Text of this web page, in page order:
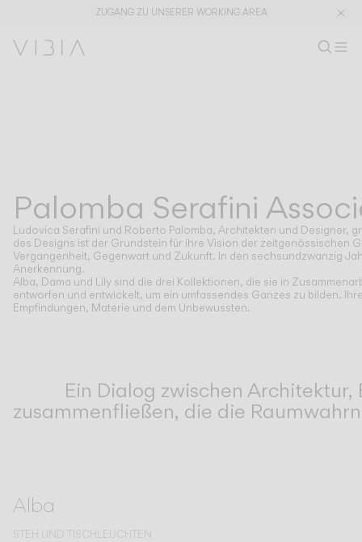
ZUGANG ZU UNSERER WORKING AREA
Designer
Steh und Tischleuchten
Deckenleuchten
Wandleuchten
Außenleuchten
ENTDECKEN DESIGNKONZEPTE
Composing Pendants
Bewusste Atmosphären
Downloads
Produkt
DE
DESIGNER PALOMBA SERAFINI ASSOCIATI
Palomba Serafini
Ludovica Serafini und Roberto Palomba, Architekten und Designer,
des Designs ist der Grundstein für ihre Vision der zeitgenössischen
Vergangenheit, Gegenwart und Zukunft. In den sechsundzwanzig
Anerkennung.
Alba, Dama und Lily sind die drei Kollektionen, die sie in
entworfen und entwickelt, um ein umfassendes Ganzes zu bilden.
Empfindungen, Materie und dem Unbewussten.
Ein Dialog zwischen
zusammenfließen, die die
Alba
STEH UND TISCHLEUCHTEN